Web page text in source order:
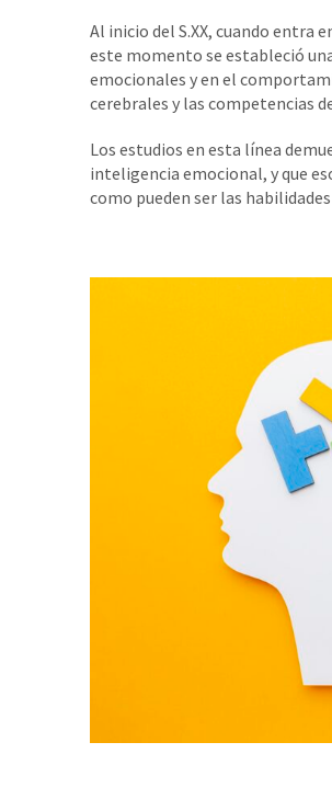
Al inicio del S.XX, cuando entra
este momento se estableció
emocionales y en el
cerebrales y las competencias
Los estudios en esta línea
inteligencia emocional, y que
como pueden ser las